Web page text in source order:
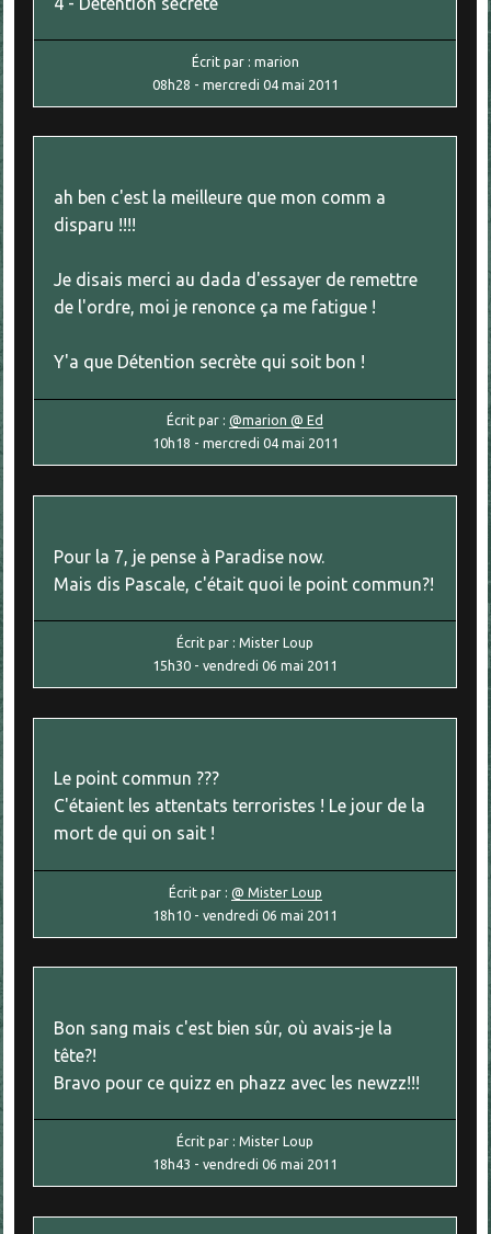
Écrit par : marion
08h28 - mercredi 04 mai 2011
ah ben c'est la meilleure que mon comm a
disparu !!!!
Je disais merci au dada d'essayer de remettre
de l'ordre, moi je renonce ça me fatigue !
Y'a que Détention secrète qui soit bon !
Écrit par :@marion @ Ed
10h18 - mercredi 04 mai 2011
Pour la 7, je pense à Paradise now.
Mais dis Pascale, c'était quoi le point commun?!
Écrit par :Mister Loup
15h30 -vendredi 06 mai 2011
Le point commun ???
C'étaient les attentats terroristes ! Le jour de la
mort de qui on sait !
Écrit par : @ Mister Loup
18h10 -vendredi 06 mai 2011
Bon sang mais c'est bien sûr, où avais-je la
tête?!
Bravo pour ce quizz en phazz avec les newzz!!!
Écrit par :Mister Loup
18h43 -vendredi 06 mai 2011